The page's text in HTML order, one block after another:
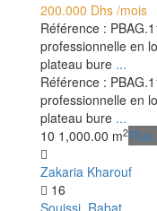
200.000 Dhs /mois
Référence :
professionnelle en
plateau bure ...
Référence :
professionnelle en
plateau bure ...
10 1,000.00 m2
Zakaria Kharouf
16
Souissi, Rabat